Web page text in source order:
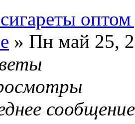
» Пн май 25,